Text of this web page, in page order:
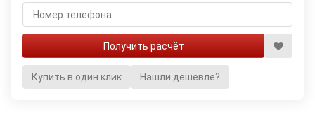
Купить в один клик Нашли дешевле?